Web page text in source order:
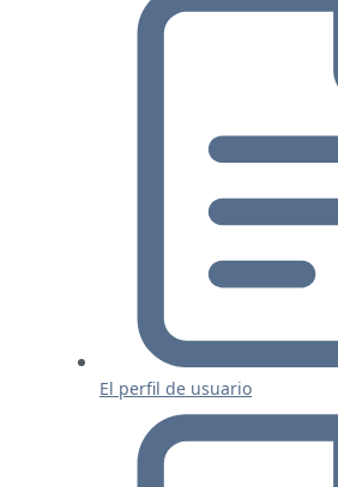
El perfil de usuario